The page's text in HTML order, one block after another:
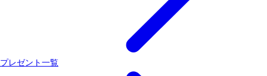
プレゼント一覧